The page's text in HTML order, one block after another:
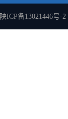
陕ICP备13021446号-2